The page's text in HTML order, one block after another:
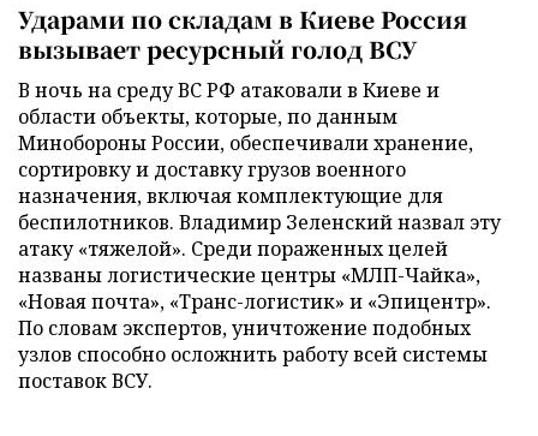
Ударами по складам в Киеве Россия
вызывает ресурсный голод ВСУ
В ночь на среду ВС РФ атаковали в Киеве и
области объекты, которые, по данным
Минобороны России, обеспечивали хранение,
сортировку и доставку грузов военного
назначения, включая комплектующие для
беспилотников. Владимир Зеленский назвал эту
атаку «тяжелой». Среди пораженных целей
названы логистические центры «МЛП-Чайка»,
«Новая почта», «Транс-логистик» и «Эпицентр».
По словам экспертов, уничтожение подобных
узлов способно осложнить работу всей системы
поставок ВСУ.